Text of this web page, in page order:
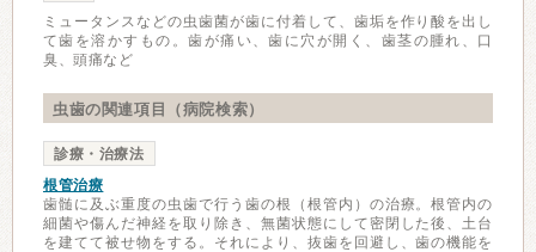
ミュータンスなどの虫歯菌が歯に付着して、歯垢を作り酸を出し
て歯を溶かすもの。歯が痛い、歯に穴が開く、歯茎の腫れ、口
臭、頭痛など
虫歯の関連項目（病院検索）
診療・治療法
根管治療
歯髄に及ぶ重度の虫歯で行う歯の根（根管内）の治療。根管内の
細菌や傷んだ神経を取り除き、無菌状態にして密閉した後、土台
を建てて被せ物をする。それにより、抜歯を回避し、歯の機能を